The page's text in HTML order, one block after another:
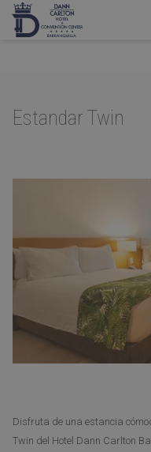
Estandar Twin
Disfruta de una estancia
Twin del Hotel Dann Carlton